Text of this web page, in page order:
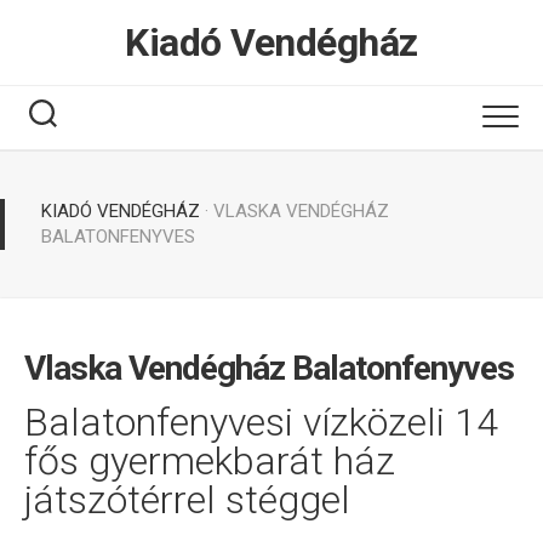
Kiadó Vendégház
KIADÓ VENDÉGHÁZ · VLASKA VENDÉGHÁZ
BALATONFENYVES
Vlaska Vendégház Balatonfenyves
Balatonfenyvesi vízközeli 14
fős gyermekbarát ház
játszótérrel stéggel